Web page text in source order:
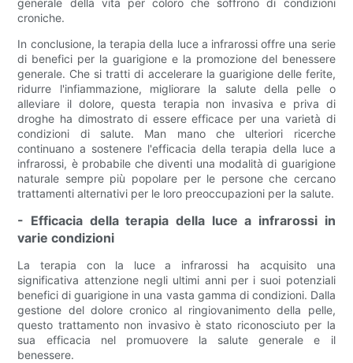
generale della vita per coloro che soffrono di condizioni
croniche.
In conclusione, la terapia della luce a infrarossi offre una serie
di benefici per la guarigione e la promozione del benessere
generale. Che si tratti di accelerare la guarigione delle ferite,
ridurre l'infiammazione, migliorare la salute della pelle o
alleviare il dolore, questa terapia non invasiva e priva di
droghe ha dimostrato di essere efficace per una varietà di
condizioni di salute. Man mano che ulteriori ricerche
continuano a sostenere l'efficacia della terapia della luce a
infrarossi, è probabile che diventi una modalità di guarigione
naturale sempre più popolare per le persone che cercano
trattamenti alternativi per le loro preoccupazioni per la salute.
- Efficacia della terapia della luce a infrarossi in
varie condizioni
La terapia con la luce a infrarossi ha acquisito una
significativa attenzione negli ultimi anni per i suoi potenziali
benefici di guarigione in una vasta gamma di condizioni. Dalla
gestione del dolore cronico al ringiovanimento della pelle,
questo trattamento non invasivo è stato riconosciuto per la
sua efficacia nel promuovere la salute generale e il
benessere.